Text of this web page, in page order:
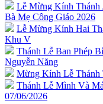
Lễ Mừng Kính Thánh
Bà Mẹ Công Giáo 2026
Lễ Mừng Kính Hai
Khu V
Thánh Lễ Ban Phép
Nguyễn Năng
Mừng Kính Lễ Thánh
Thánh Lễ Mình Và
07/06/2026